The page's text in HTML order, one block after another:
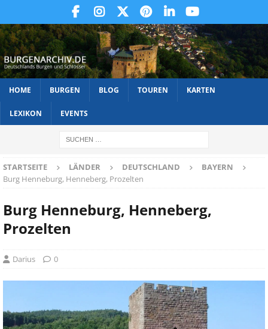
HOME BURGEN BLOG TOUREN KARTEN
LEXIKON EVENTS
STARTSEITE LÄNDER DEUTSCHLAND
BAYERN
Burg Henneburg, Henneberg, Prozelten
Burg Henneburg, Henneberg,
Prozelten
Darius 0